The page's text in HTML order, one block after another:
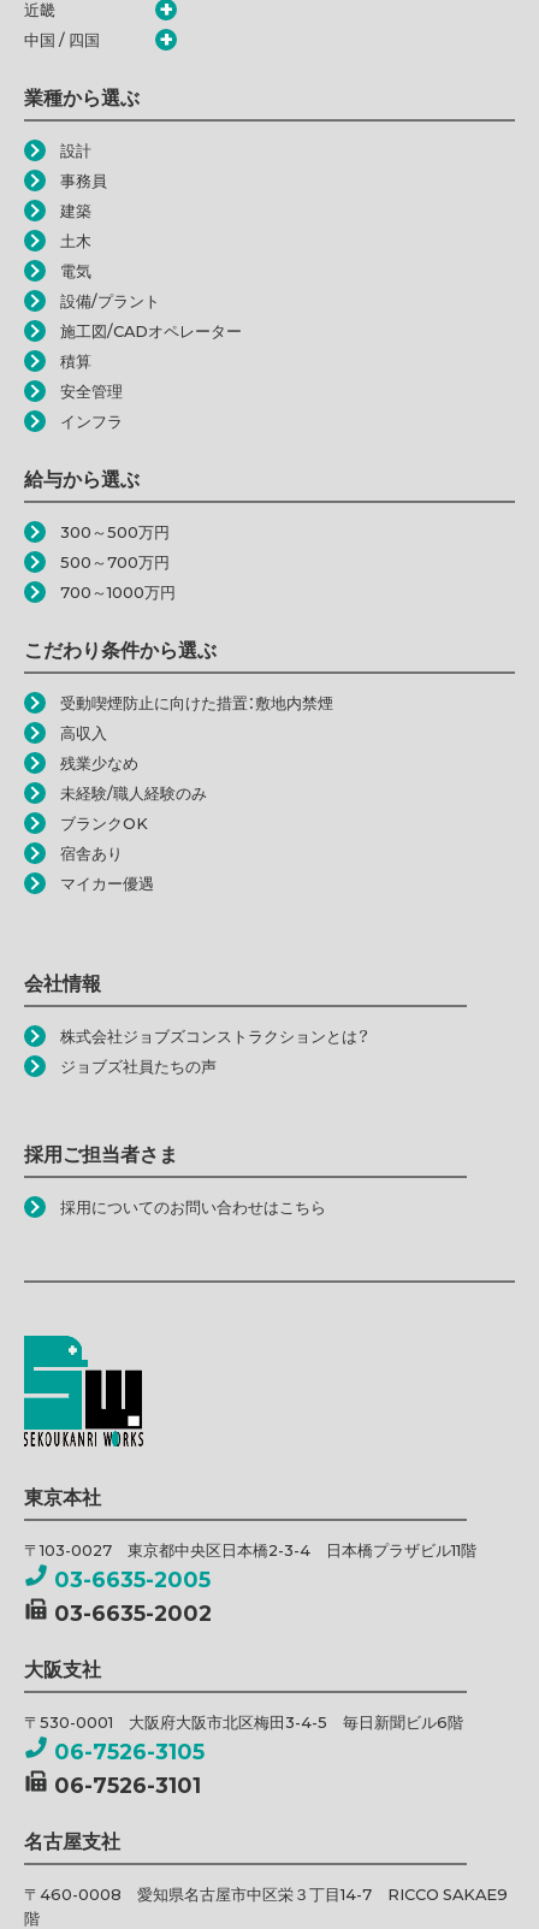
近畿
中国 / 四国
業種から選ぶ
設計
事務員
建築
土木
電気
設備/プラント
施工図/CADオペレーター
積算
安全管理
インフラ
給与から選ぶ
300～500万円
500～700万円
700～1000万円
こだわり条件から選ぶ
受動喫煙防止に向けた措置：敷地内禁煙
高収入
残業少なめ
未経験/職人経験のみ
ブランクOK
宿舎あり
マイカー優遇
会社情報
株式会社ジョブズコンストラクションとは？
ジョブズ社員たちの声
採用ご担当者さま
採用についてのお問い合わせはこちら
東京本社
〒103-0027 東京都中央区日本橋2-3-4 日本橋プラザビル11階
03-6635-2005
03-6635-2002
大阪支社
〒530-0001 大阪府大阪市北区梅田3-4-5 毎日新聞ビル6階
06-7526-3105
06-7526-3101
名古屋支社
〒460-0008 愛知県名古屋市中区栄３丁目14-7 RICCO SAKAE9
階